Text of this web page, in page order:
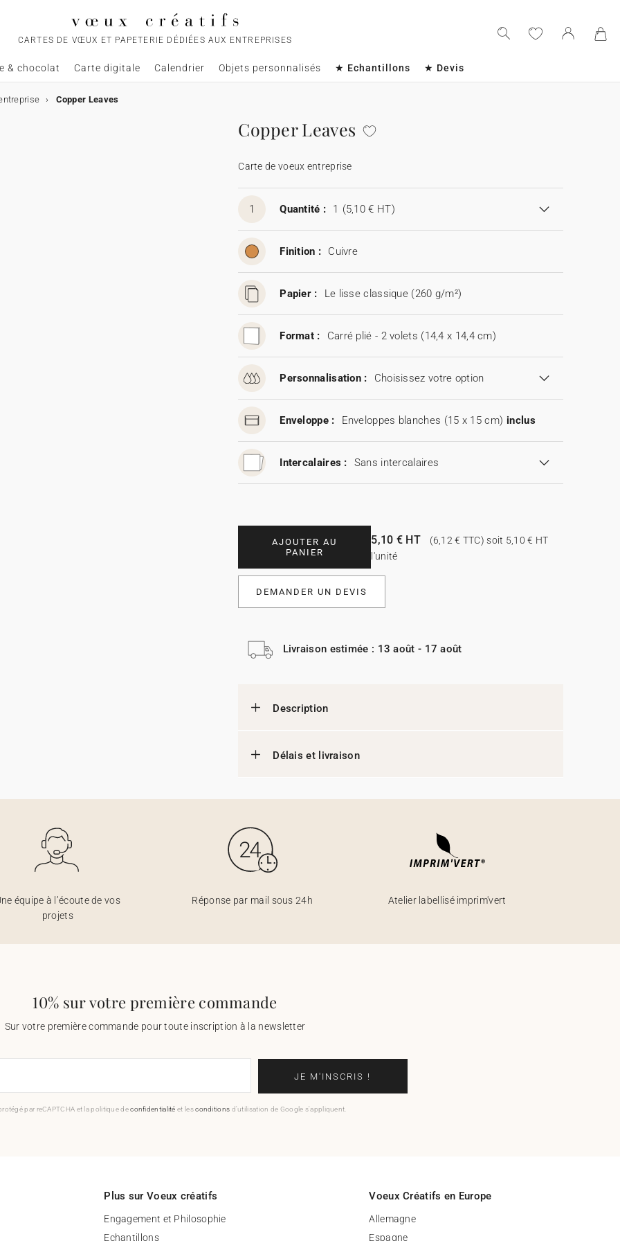
CARTES DE VŒUX ET PAPETERIE DÉDIÉES AUX ENTREPRISES
& chocolat Carte digitale Calendrier Objets personnalisés ★ Echantillons ★ Devis
Copper Leaves
Copper Leaves
Carte de voeux entreprise
1 Quantité : 1 (5,10 € HT)
Finition : Cuivre
Papier : Le lisse classique (260 g/m²)
Format : Carré plié - 2 volets (14,4 x 14,4 cm)
Personnalisation : Choisissez votre option
Enveloppe : Enveloppes blanches (15 x 15 cm) inclus
Intercalaires : Sans intercalaires
AJOUTER AU
PANIER
5,10 € HT
(6,12 € TTC) soit 5,10 € HT
l'unité
DEMANDER UN DEVIS
Livraison estimée : 13 août - 17 août
Description
Délais et livraison
équipe à l’écoute de vos
projets
Réponse par mail sous 24h Atelier labellisé imprim'vert
10% sur votre première commande
Sur votre première commande pour toute inscription à la newsletter
JE M'INSCRIS !
par reCAPTCHA et la politique deconfidentialité et lesconditions d'utilisation de Google s'appliquent.
Plus sur Voeux créatifs
Engagement et Philosophie
Echantillons
Voeux Créatifs en Europe
Allemagne
Espagne